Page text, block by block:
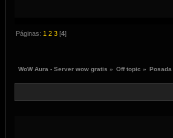
Páginas: 1 2 3 [4]
WoW Aura - Server wow gratis » Off topic » Posada